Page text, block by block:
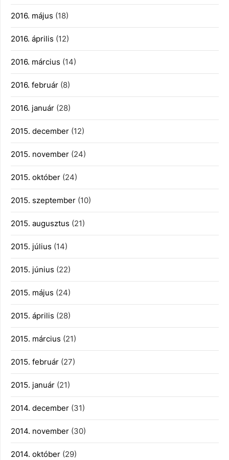
2016. május (18)
2016. április (12)
2016. március (14)
2016. február (8)
2016. január (28)
2015. december (12)
2015. november (24)
2015. október (24)
2015. szeptember (10)
2015. augusztus (21)
2015. július (14)
2015. június (22)
2015. május (24)
2015. április (28)
2015. március (21)
2015. február (27)
2015. január (21)
2014. december (31)
2014. november (30)
2014. október (29)